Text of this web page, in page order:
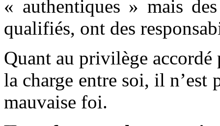
« authentiques » mais
qualifiés, ont des
Quant au privilège
la charge entre soi, il n’est
mauvaise foi.